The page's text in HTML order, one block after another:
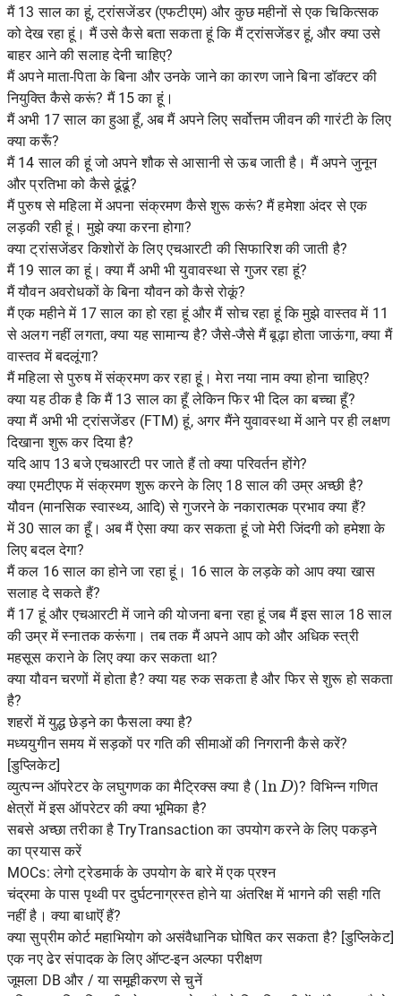
मैं 13 साल का हूं, ट्रांसजेंडर (एफटीएम) और कुछ महीनों से एक चिकित्सक
को देख रहा हूं। मैं उसे कैसे बता सकता हूं कि मैं ट्रांसजेंडर हूं, और क्या उसे
बाहर आने की सलाह देनी चाहिए?
मैं अपने माता-पिता के बिना और उनके जाने का कारण जाने बिना डॉक्टर की
नियुक्ति कैसे करूं? मैं 15 का हूं।
मैं अभी 17 साल का हुआ हूँ, अब मैं अपने लिए सर्वोत्तम जीवन की गारंटी के लिए
क्या करूँ?
मैं 14 साल की हूं जो अपने शौक से आसानी से ऊब जाती है। मैं अपने जुनून
और प्रतिभा को कैसे ढूंढूं?
मैं पुरुष से महिला में अपना संक्रमण कैसे शुरू करूं? मैं हमेशा अंदर से एक
लड़की रही हूं। मुझे क्या करना होगा?
क्या ट्रांसजेंडर किशोरों के लिए एचआरटी की सिफारिश की जाती है?
मैं 19 साल का हूं। क्या मैं अभी भी युवावस्था से गुजर रहा हूं?
मैं यौवन अवरोधकों के बिना यौवन को कैसे रोकूं?
मैं एक महीने में 17 साल का हो रहा हूं और मैं सोच रहा हूं कि मुझे वास्तव में 11
से अलग नहीं लगता, क्या यह सामान्य है? जैसे-जैसे मैं बूढ़ा होता जाऊंगा, क्या मैं
वास्तव में बदलूंगा?
मैं महिला से पुरुष में संक्रमण कर रहा हूं। मेरा नया नाम क्या होना चाहिए?
क्या यह ठीक है कि मैं 13 साल का हूँ लेकिन फिर भी दिल का बच्चा हूँ?
क्या मैं अभी भी ट्रांसजेंडर (FTM) हूं, अगर मैंने युवावस्था में आने पर ही लक्षण
दिखाना शुरू कर दिया है?
यदि आप 13 बजे एचआरटी पर जाते हैं तो क्या परिवर्तन होंगे?
क्या एमटीएफ में संक्रमण शुरू करने के लिए 18 साल की उम्र अच्छी है?
यौवन (मानसिक स्वास्थ्य, आदि) से गुजरने के नकारात्मक प्रभाव क्या हैं?
में 30 साल का हूँ। अब मैं ऐसा क्या कर सकता हूं जो मेरी जिंदगी को हमेशा के
लिए बदल देगा?
मैं कल 16 साल का होने जा रहा हूं। 16 साल के लड़के को आप क्या खास
सलाह दे सकते हैं?
मैं 17 हूं और एचआरटी में जाने की योजना बना रहा हूं जब मैं इस साल 18 साल
की उम्र में स्नातक करूंगा। तब तक मैं अपने आप को और अधिक स्त्री
महसूस कराने के लिए क्या कर सकता था?
क्या यौवन चरणों में होता है? क्या यह रुक सकता है और फिर से शुरू हो सकता
है?
शहरों में युद्ध छेड़ने का फैसला क्या है?
मध्ययुगीन समय में सड़कों पर गति की सीमाओं की निगरानी कैसे करें?
[डुप्लिकेट]
व्युत्पन्न ऑपरेटर के लघुगणक का मैट्रिक्स क्या है (
ln D
)? विभिन्न गणित
क्षेत्रों में इस ऑपरेटर की क्या भूमिका है?
सबसे अच्छा तरीका है TryTransaction का उपयोग करने के लिए पकड़ने
का प्रयास करें
MOCs: लेगो ट्रेडमार्क के उपयोग के बारे में एक प्रश्न
चंद्रमा के पास पृथ्वी पर दुर्घटनाग्रस्त होने या अंतरिक्ष में भागने की सही गति
नहीं है। क्या बाधाऎं हैं?
क्या सुप्रीम कोर्ट महाभियोग को असंवैधानिक घोषित कर सकता है? [डुप्लिकेट]
एक नए ढेर संपादक के लिए ऑप्ट-इन अल्फा परीक्षण
जूमला DB और / या समूहीकरण से चुनें